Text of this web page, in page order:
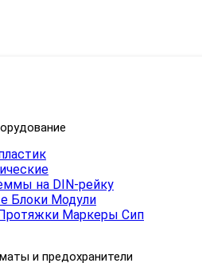
на DIN-рейку
Блоки Модули
Маркеры Сип
и предохранители